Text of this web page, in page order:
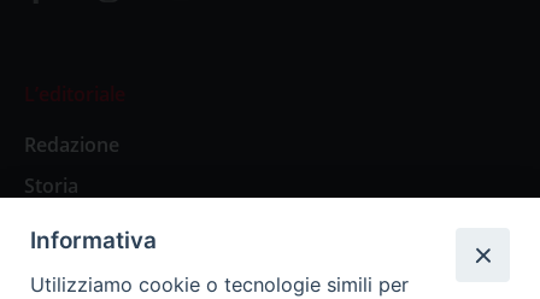
L’editoriale
Redazione
Storia
Abbonamenti
Informativa
Utilizziamo cookie o tecnologie simili per